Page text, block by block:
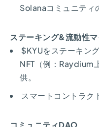
Solanaコミュニティ
ステーキング&流動性
$KYUをステーキン
NFT（例：Raydium
供。
スマートコントラク
コミュニティDAO